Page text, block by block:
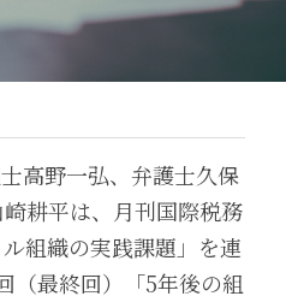
高野一弘、弁護士久保
耕平は、月刊国際税務
組織の実践課題」を連
（最終回）「5年後の組